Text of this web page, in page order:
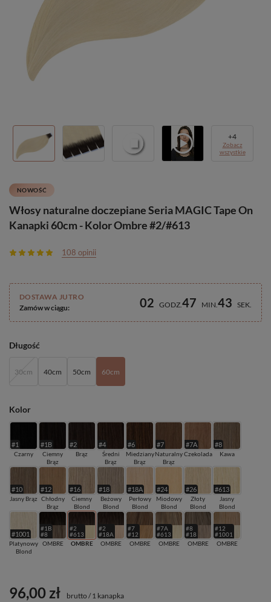
+4
Zobacz
wszystkie
Włosy naturalne doczepiane Seria MAGIC Tape On
Kanapki 60cm - Kolor Ombre #2/#613
108 opinii
NOWOŚĆ
Długość
30cm 40cm 50cm 60cm
Kolor
#1
Czarny
#1B
Ciemny
Brąz
#2
Brąz
#4
Średni
Brąz
#6
Miedziany
Brąz
#7
Naturalny
Brąz
#7A
Czekolada
#8
Kawa
#10
Jasny Brąz
#12
Chłodny
Brąz
#16
Ciemny
Blond
#18
Beżowy
Blond
#18A
Perłowy
Blond
#24
Miodowy
Blond
#26
Złoty
Blond
#613
Jasny
Blond
#1001
Platynowy
Blond
#1B
#8
OMBRE
#2
#613
OMBRE
#2
#18A
OMBRE
#7
#12
OMBRE
#7A
#613
OMBRE
#8
#18
OMBRE
#12
#1001
OMBRE
DOSTAWA JUTRO
Zamów w ciągu:
02 GODZ47 MIN42 SEK
96,00 zł brutto /1 kanapka